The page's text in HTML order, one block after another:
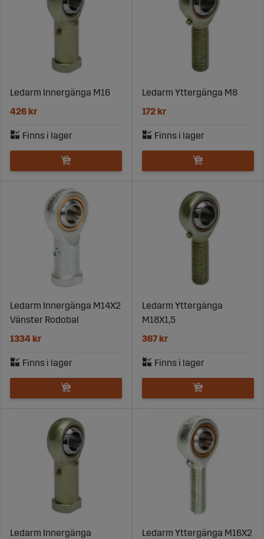
kulleder
Besök Sagro.se för att hitta de kulleder som passar dina
behov. Med högkvalitativa produkter och snabb leverans
är Sagro din pålitliga partner för komponenter inom
lager och maskinunderhåll.
Ledarm Innergänga M16
426 kr
Ledarm Yttergänga M8
172 kr
Ledarm Innergänga M14X2
Vänster Rodobal
1334 kr
Ledarm Yttergänga
M18X1,5
367 kr
Ledarm Innergänga
Ledarm Yttergänga M16X2